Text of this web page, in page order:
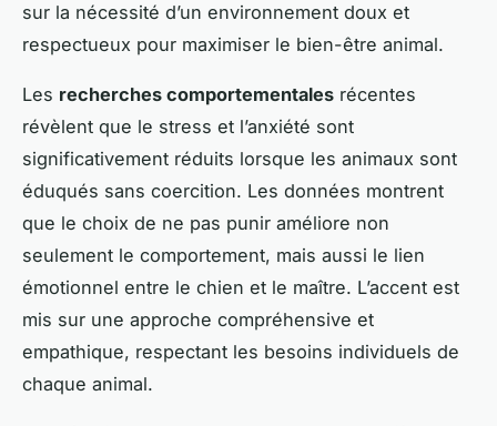
sur la nécessité d’un environnement doux et
respectueux pour maximiser le bien-être animal.
Les recherches comportementales récentes
révèlent que le stress et l’anxiété sont
significativement réduits lorsque les animaux sont
éduqués sans coercition. Les données montrent
que le choix de ne pas punir améliore non
seulement le comportement, mais aussi le lien
émotionnel entre le chien et le maître. L’accent est
mis sur une approche compréhensive et
empathique, respectant les besoins individuels de
chaque animal.